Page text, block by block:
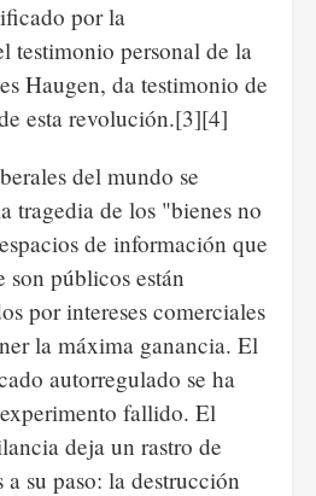
por la
testimonio personal de la
Haugen, da testimonio de
esta revolución.[3][4]
del mundo se
tragedia de los "bienes no
de información que
son públicos están
por intereses comerciales
la máxima ganancia. El
autorregulado se ha
fallido. El
deja un rastro de
a su paso: la destrucción